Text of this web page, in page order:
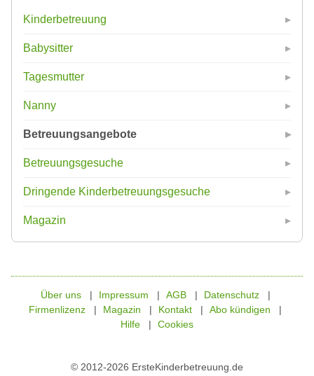
Kinderbetreuung
Babysitter
Tagesmutter
Nanny
Betreuungsangebote
Betreuungsgesuche
Dringende Kinderbetreuungsgesuche
Magazin
© 2012-2026 ErsteKinderbetreuung.de
Über uns Impressum AGB
Datenschutz
Firmenlizenz
Magazin Kontakt
Abo kündigen
Hilfe
Cookies